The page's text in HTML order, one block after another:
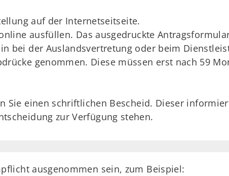
auf der Internetseitseite.
ausfüllen. Das ausgedruckte
bei der Auslandsvertretung oder beim
genommen. Diese müssen erst nach 59
Sie einen schriftlichen Bescheid. Dieser
zur Verfügung stehen.
ausgenommen sein, zum Beispiel: